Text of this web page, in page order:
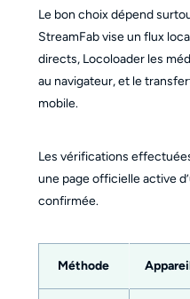
Le bon choix dépend
StreamFab vise un flux
directs, Locoloader les
au navigateur, et le
mobile.
Les vérifications
une page officielle active
confirmée.
Méthode